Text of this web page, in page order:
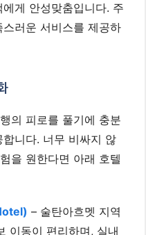
게 안성맞춤입니다. 주
러운 서비스를 제공하
의 피로를 풀기에 충분
니다. 너무 비싸지 않
을 원한다면 아래 호텔
– 술탄아흐멧 지역
이동이 편리하며, 실내